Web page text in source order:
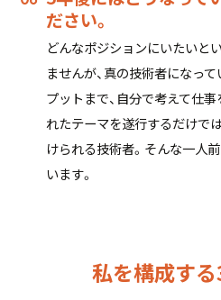
ださい。
どんなポジションにいたいと
ませんが、真の技術者になっ
プットまで、自分で考えて仕
れたテーマを遂行するだけで
けられる技術者。そんな一人
います。
私を構成す